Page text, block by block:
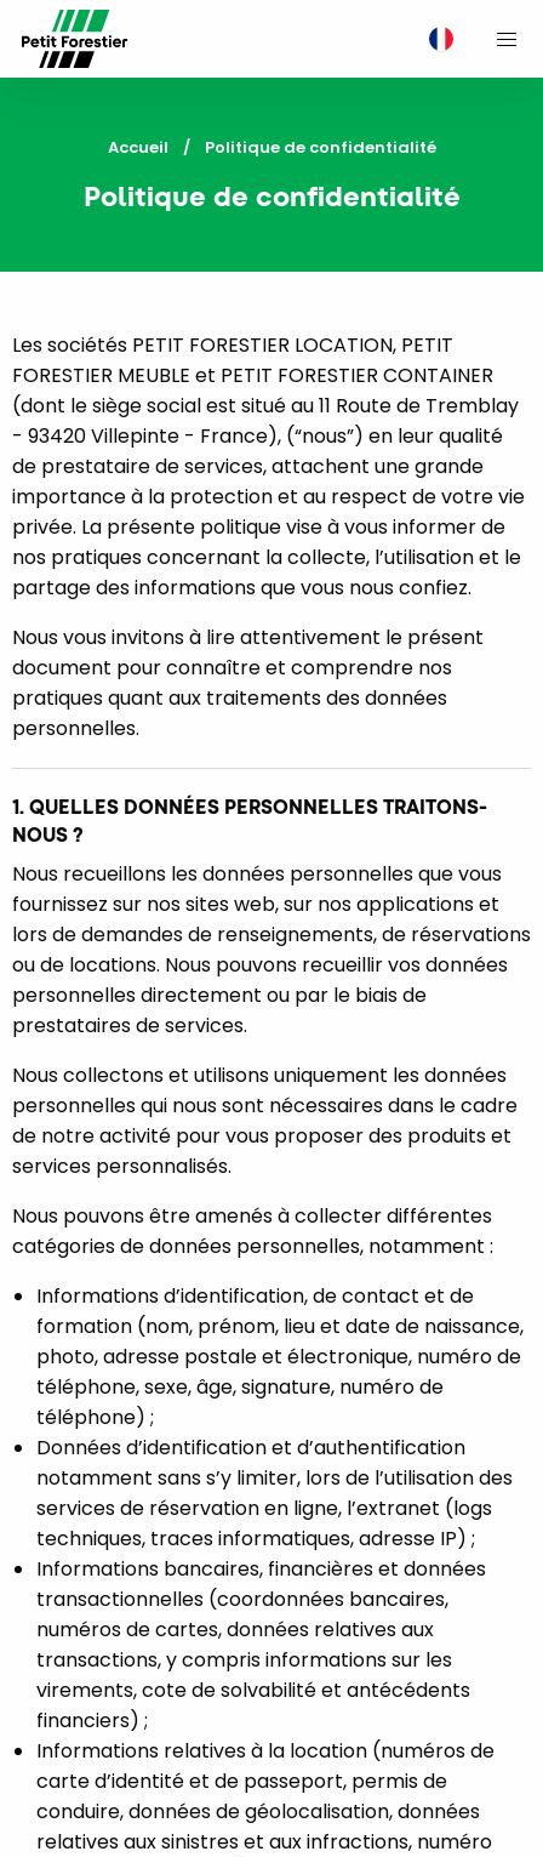
Accueil Current:
Politique de confidentialité
Politique de confidentialité
Les sociétés PETIT FORESTIER LOCATION, PETIT
FORESTIER MEUBLE et PETIT FORESTIER CONTAINER
(dont le siège social est situé au 11 Route de Tremblay
- 93420 Villepinte - France), (“nous”) en leur qualité
de prestataire de services, attachent une grande
importance à la protection et au respect de votre vie
privée. La présente politique vise à vous informer de
nos pratiques concernant la collecte, l’utilisation et le
partage des informations que vous nous confiez.
Nous vous invitons à lire attentivement le présent
document pour connaître et comprendre nos
pratiques quant aux traitements des données
personnelles.
1. QUELLES DONNÉES PERSONNELLES TRAITONS-
NOUS ?
Nous recueillons les données personnelles que vous
fournissez sur nos sites web, sur nos applications et
lors de demandes de renseignements, de réservations
ou de locations. Nous pouvons recueillir vos données
personnelles directement ou par le biais de
prestataires de services.
Nous collectons et utilisons uniquement les données
personnelles qui nous sont nécessaires dans le cadre
de notre activité pour vous proposer des produits et
services personnalisés.
Nous pouvons être amenés à collecter différentes
catégories de données personnelles, notamment :
Informations d’identification, de contact et de
formation (nom, prénom, lieu et date de naissance,
photo, adresse postale et électronique, numéro de
téléphone, sexe, âge, signature, numéro de
téléphone) ;
Données d’identification et d’authentification
notamment sans s’y limiter, lors de l’utilisation des
services de réservation en ligne, l’extranet (logs
techniques, traces informatiques, adresse IP) ;
Informations bancaires, financières et données
transactionnelles (coordonnées bancaires,
numéros de cartes, données relatives aux
transactions, y compris informations sur les
virements, cote de solvabilité et antécédents
financiers) ;
Informations relatives à la location (numéros de
carte d’identité et de passeport, permis de
conduire, données de géolocalisation, données
relatives aux sinistres et aux infractions, numéro